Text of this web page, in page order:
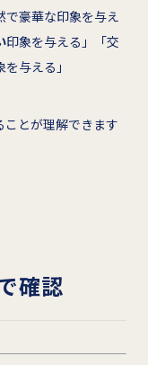
で豪華な印象を与え
印象を与える」「交
を与える」
とが理解できます
確認